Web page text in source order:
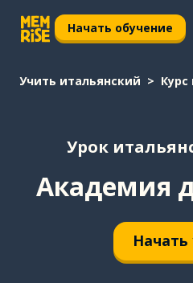
Начать обучение
Учить итальянский Курс
Урок
Академия
Начать